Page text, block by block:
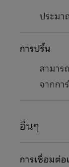
ประม
การปริ้น
สามาร
จากก
อื่นๆ
การเชื่อมต่